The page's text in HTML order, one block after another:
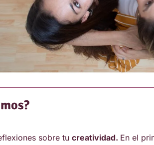
sobre tucreatividad. En el